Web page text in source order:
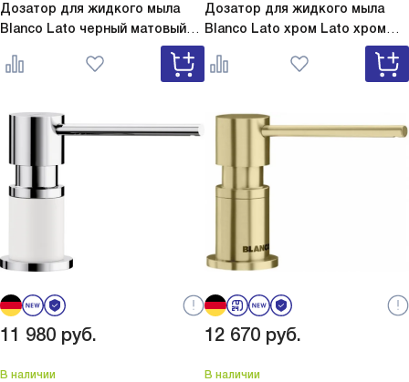
Дозатор для жидкого мыла
Blanco Lato черный матовый
Lato черный матовый 525789
Дозатор для жидкого мыла
Blanco Lato хром Lato хром
11 980 руб.
В наличии
12 670 руб.
В наличии